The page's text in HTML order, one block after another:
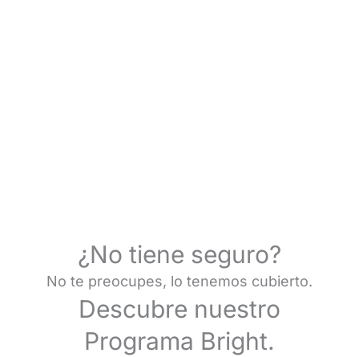
¿No tiene seguro?
No te preocupes, lo tenemos cubierto.
Descubre nuestro
Programa Bright.